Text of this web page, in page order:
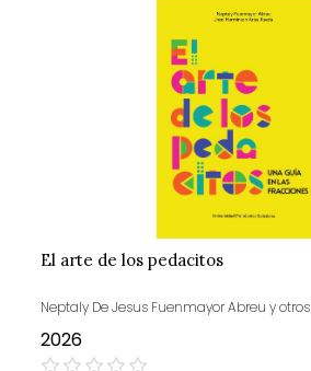
El arte de los pedacitos
Neptaly De Jesus Fuenmayor Abreu y otros
2026